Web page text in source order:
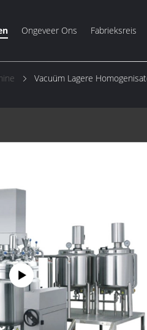
Ongeveer Ons Fabrieksreis
Vacuüm Lagere